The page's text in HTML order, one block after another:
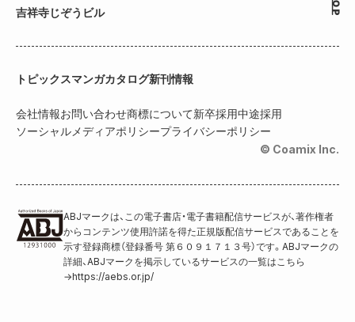
吉祥寺じぞうビル
トピックスマンガカタログ新刊情報
会社情報お問い合わせ商標について新卒採用中途採用
ソーシャルメディアポリシープライバシーポリシー
© Coamix Inc.
ABJマークは、この電子書店・電子書籍配信サービスが、著作権者
からコンテンツ使用許諾を得た正規版配信サービスであることを
示す登録商標（登録番号 第６０９１７１３号）です。ABJマークの
詳細、ABJマークを掲示しているサービスの一覧はこちら
→https://aebs.or.jp/